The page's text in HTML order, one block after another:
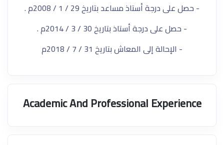
- حصل على درجة أستاذ مساعد بتاريخ 29 / 1 / 2008م .
- حصل على درجة أستاذ بتاريخ 30 / 3 / 2014م .
- الإحالة إلى المعاش بتاريخ 31 / 7 / 2018م
Academic And Professional Experience